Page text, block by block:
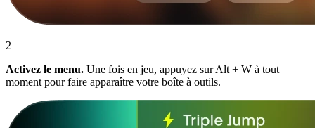
2
Activez le menu. Une fois en jeu, appuyez sur Alt + W à tout
moment pour faire apparaître votre boîte à outils.